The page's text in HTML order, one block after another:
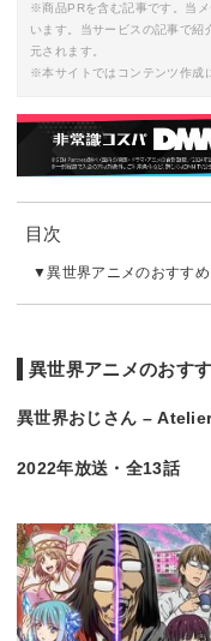
※商品PRを含む記事です。当
います。当サービスの記事で紹
元されます。
※本サイトではコンテンツ作成
目次
異世界アニメのおすすめ
異世界アニメのおす
異世界おじさん –
2022年放送・全13話